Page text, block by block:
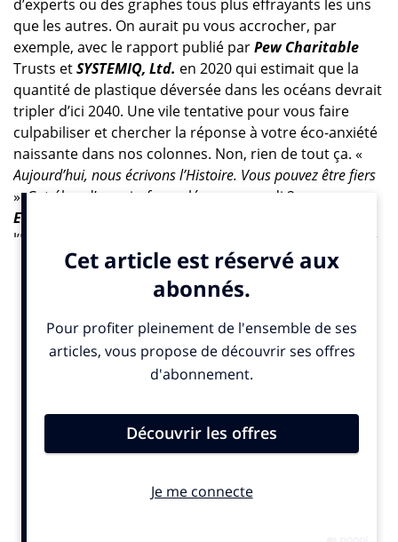
d’experts ou des graphes tous plus effrayants les uns
que les autres. On aurait pu vous accrocher, par
exemple, avec le rapport publié parPew Charitable
Trusts etSYSTEMIQ, Ltd. en 2020 qui estimait que la
quantité de plastique déversée dans les océans devrait
tripler d’ici 2040. Une vile tentative pour vous faire
culpabiliser et chercher la réponse à votre éco-anxiété
naissante dans nos colonnes. Non, rien de tout ça. «
Aujourd’hui, nous écrivons l’Histoire. Vous pouvez être fiers
». Cet élan d’espoir, formulé ce mercredi 2 mars par
Espen Barth Eide
l’Environnement à l’Assemblée des Nations unies pour
l’environnement, qu’il préside, vient conclure le
processus de négociation internationale sur
l’environnement le plus ambitieux » depuis l’accord de
Paris.
Une approche fondée sur le «cycle de vie entier du plastique»
à Nairobi, au Kenya, viennent donc d’adopter une
motion créant un «comité intergouvernemental de
négociation», chargé d’écrire un texte juridiquement
plastique dans le monde. Bien plus qu’un simple coup